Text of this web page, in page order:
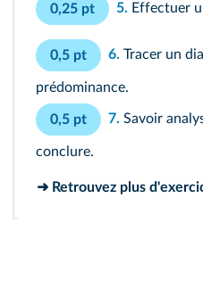
0,25 pt 5. Effectuer
0,5 pt 6. Tracer un
prédominance.
0,5 pt 7. Savoir
conclure.
➜ Retrouvez plus